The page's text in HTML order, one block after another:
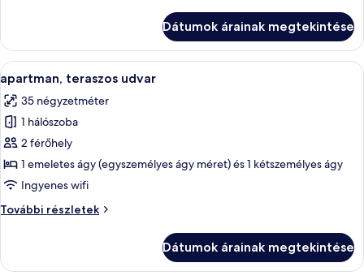
részletei
Dátumok árainak megtekintése
A
következő
szoba
összes
képének
megtekintése:
apartman,
udvar
5
apartman, teraszos udvar
35 négyzetméter
1 hálószoba
2 férőhely
1 emeletes ágy (egyszemélyes ágy méret) és 1 kétszemélyes ágy
Ingyenes wifi
További részletek
apartman,
részletei
Dátumok árainak megtekintése